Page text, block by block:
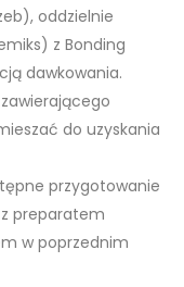
oddzielnie
z Bonding
dawkowania.
do uzyskania
przygotowanie
z preparatem
w poprzednim